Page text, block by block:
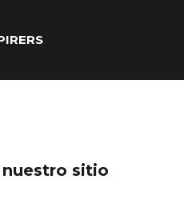
nuestro sitio